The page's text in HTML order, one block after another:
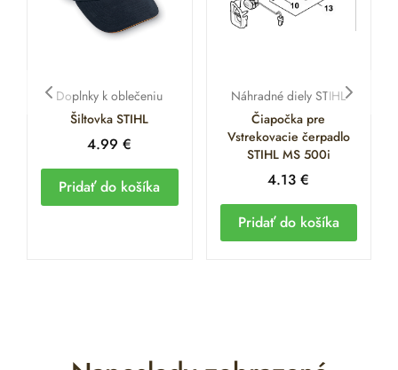
Doplnky k oblečeniu
Šiltovka STIHL
4.99€
Pridať do košíka
Náhradné diely STIHL
Čiapočka pre
Vstrekovacie čerpadlo
STIHL MS 500i
4.13€
Pridať do košíka